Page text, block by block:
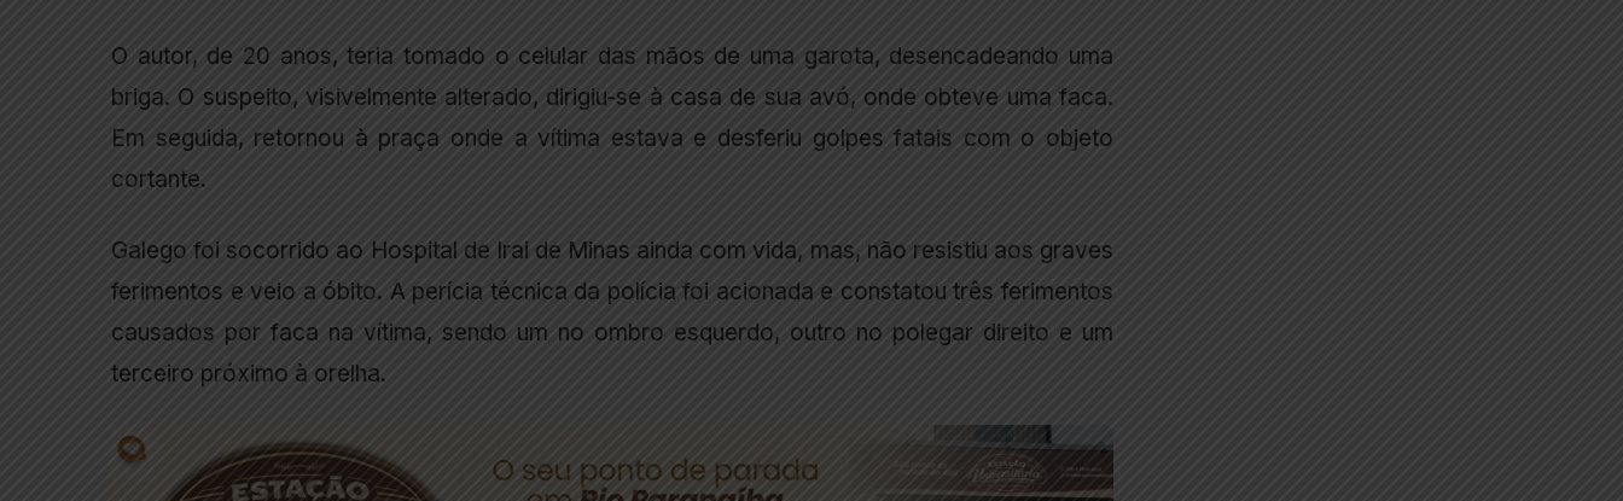
O autor, de 20 anos, teria tomado o celular das mãos de uma garota, desencadeando uma
briga. O suspeito, visivelmente alterado, dirigiu-se à casa de sua avó, onde obteve uma faca.
Em seguida, retornou à praça onde a vítima estava e desferiu golpes fatais com o objeto
cortante.
Galego foi socorrido ao Hospital de Irai de Minas ainda com vida, mas, não resistiu aos graves
ferimentos e veio a óbito. A perícia técnica da polícia foi acionada e constatou três ferimentos
causados por faca na vítima, sendo um no ombro esquerdo, outro no polegar direito e um
terceiro próximo à orelha.